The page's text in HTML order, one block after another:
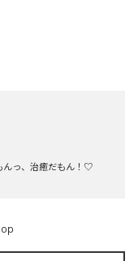
んっ、治癒だもん！♡